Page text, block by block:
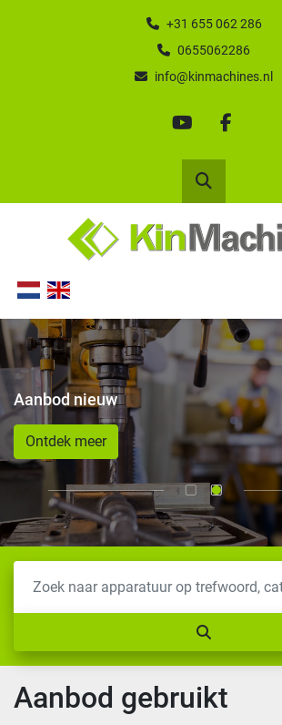
+31 655 062 286
0655062286
info@kinmachines.nl
youtube
Zoek
Aanbod nieuw
Ontdek meer
Aanbod gebruikt